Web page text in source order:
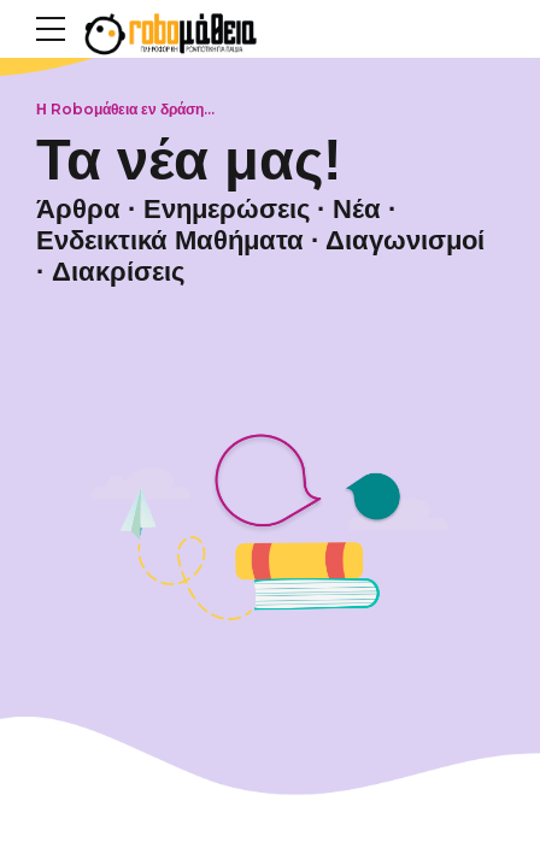
Η Roboμάθεια εν δράση...
Τα νέα μας!
Άρθρα · Ενημερώσεις · Νέα ·
Ενδεικτικά Μαθήματα · Διαγωνισμοί
· Διακρίσεις